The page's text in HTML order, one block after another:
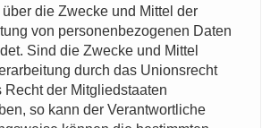
die Zwecke und Mittel der
von personenbezogenen Daten
Sind die Zwecke und Mittel
durch das Unionsrecht
Recht der Mitgliedstaaten
so kann der Verantwortliche